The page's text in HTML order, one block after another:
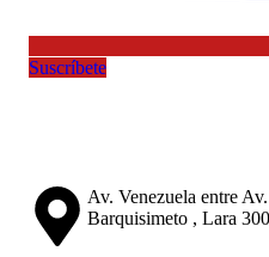
Suscríbete
Av. Venezuela entre
Barquisimeto , Lara